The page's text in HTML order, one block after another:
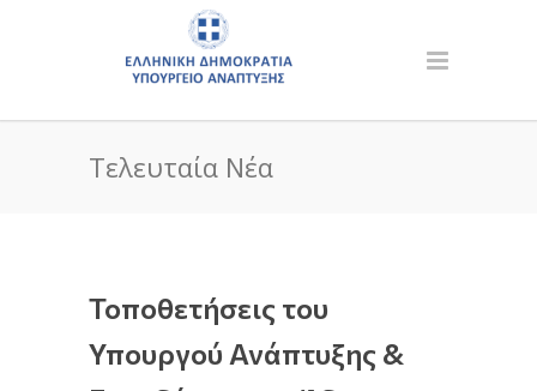
Τελευταία Νέα
Τοποθετήσεις του
Υπουργού Ανάπτυξης &